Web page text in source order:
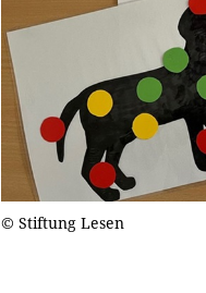
© Stiftung Lesen